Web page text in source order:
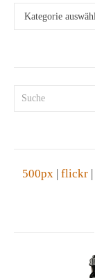
500px| flickr|